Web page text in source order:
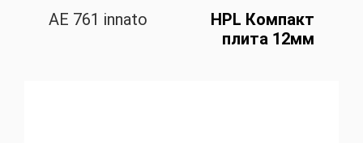
AE 761 innato
HPL Компакт
плита 12мм